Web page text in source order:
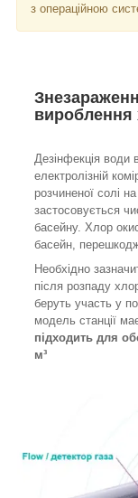
з операційною
вироблення
Дезінфекція води
електролізній
розчиненої солі
застосовується
басейну. Хлор
басейн,
Необхідно
після розпаду
беруть участь у
модель станції
підходить для
м³